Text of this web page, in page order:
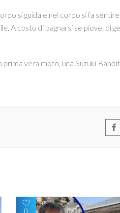
si guida e nel corpo si fa
A costo di bagnarsi se piove, di
vera moto, una Suzuki
0